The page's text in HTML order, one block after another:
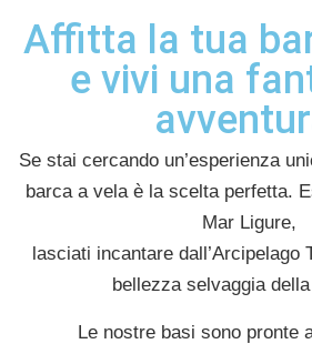
Affitta la tua
e vivi una
Se stai cercando un’esperienza
barca a vela è la scelta perfetta.
Mar Ligure,
lasciati incantare dall’Arcipelago
bellezza selvaggia
Le nostre basi sono pronte